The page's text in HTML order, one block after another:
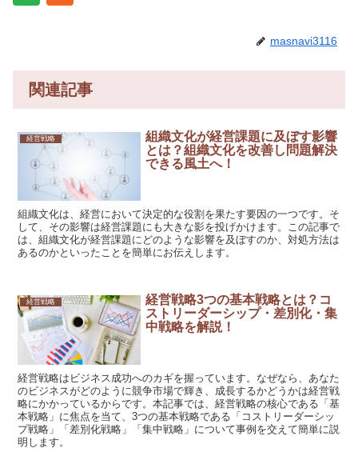
masnavi3116
関連記事
経営戦略
組織文化が経営課題に及ぼす影響
とは？組織文化を改善し問題解決
できる風土へ！
組織文化は、経営において決定的な役割を果たす要因の一つです。そ
して、その影響は経営課題にも大きな影を投げかけます。この記事で
は、組織文化が経営課題にどのような影響を及ぼすのか、対処方法は
あるのかといったことを簡単にお伝えします。
経営戦略
経営戦略3つの基本戦略とは？コ
ストリーダーシップ・差別化・集
中戦略を解説！
経営戦略はビジネス成功へのカギを握っています。なぜなら、あなた
のビジネスがどのように競争市場で輝き、成長するかどうかは経営戦
略にかかっているからです。本記事では、経営戦略の核心である「基
本戦略」に焦点を当て、3つの基本戦略である「コストリーダーシッ
プ戦略」「差別化戦略」「集中戦略」について事例を交えて簡単に説
明します。